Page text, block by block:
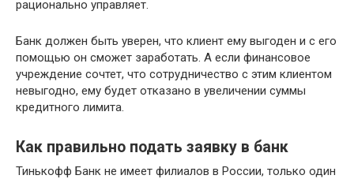
рационально управляет.
Банк должен быть уверен, что клиент ему выгоден и с его
помощью он сможет заработать. А если финансовое
учреждение сочтет, что сотрудничество с этим клиентом
невыгодно, ему будет отказано в увеличении суммы
кредитного лимита.
Как правильно подать заявку в банк
Тинькофф Банк не имеет филиалов в России, только один